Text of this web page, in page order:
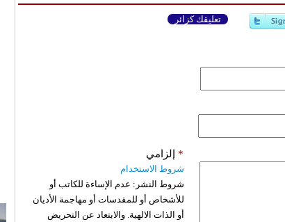
تعليقك كزائر
إلزامي *
شروط الاستخدام
شروط النشر: عدم الإساءة للكاتب أو
للأشخاص أو للمقدسات أو مهاجمة الأديان
أو الذات الالهية. والابتعاد عن التحريض